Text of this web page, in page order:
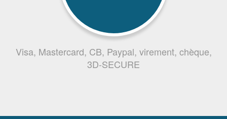
Visa, Mastercard, CB, Paypal, virement, chèque,
3D-SECURE